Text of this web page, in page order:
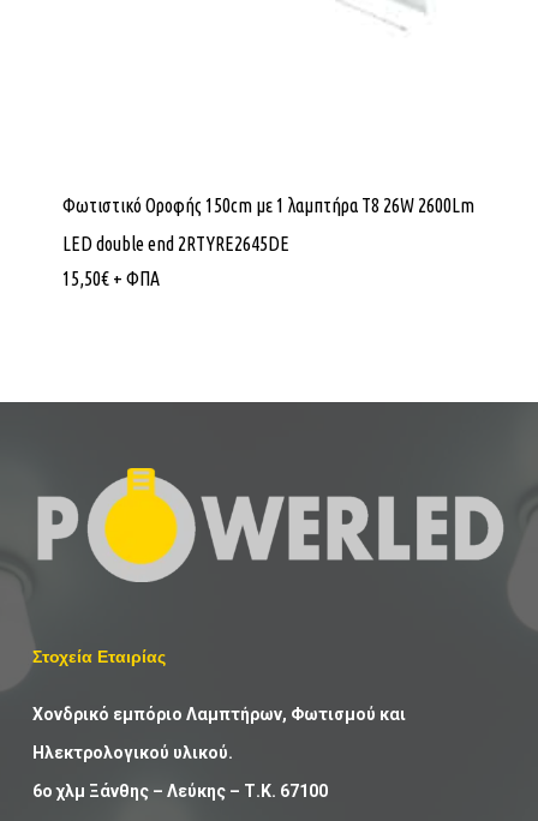
Φωτιστικό Οροφής 150cm με 1 λαμπτήρα T8 26W 2600Lm
LED double end 2RTYRE2645DE
15,50€ + ΦΠΑ
Στοχεία Εταιρίας
Χονδρικό εμπόριο Λαμπτήρων, Φωτισμού και
Ηλεκτρολογικού υλικού.
6ο χλμ Ξάνθης – Λεύκης – Τ.Κ. 67100